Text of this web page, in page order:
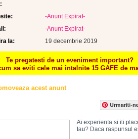
-Anunt Expirat-
-Anunt Expirat-
la:
19 decembrie 2019
Te pregatesti de un eveniment important?
sa eviti cele mai intalnite 15 GAFE de
acest anunt
Urmariti-
Ai experienta si iti
tau? Daca raspunsul